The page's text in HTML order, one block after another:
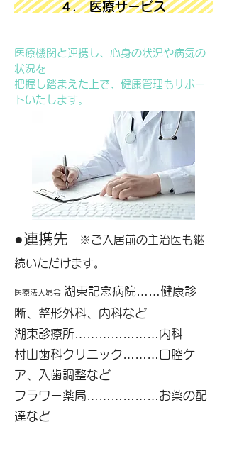
４. 医療サービス
医療機関と連携し、心身の状況や病気の
状況を
把握し踏まえた上で、健康管理もサポー
トいたします。
●連携先 ※ご入居前の主治医も継
続いただけます。
医療法人昴会 湖東記念病院……健康診
断、整形外科、内科など
湖東診療所…………………内科
村山歯科クリニック………口腔ケ
ア、入歯調整など
フラワー薬局………………お薬の配
達など